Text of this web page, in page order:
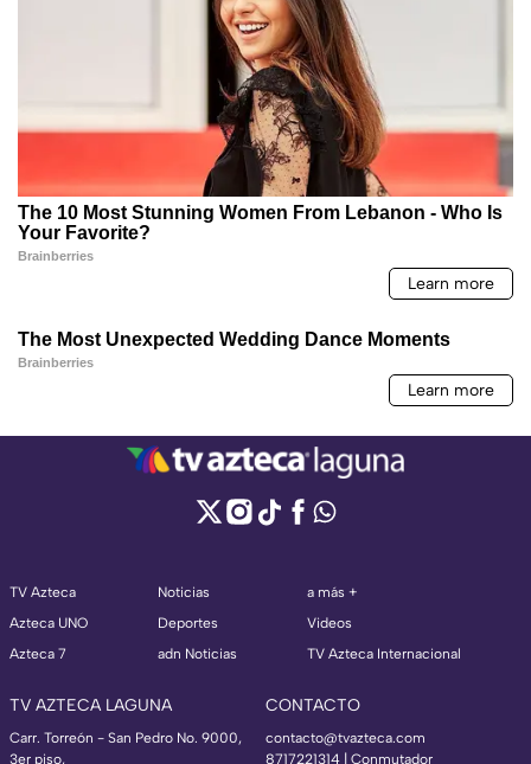
TV Azteca
Azteca UNO
Azteca 7
Noticias
Deportes
adn Noticias
a más +
Videos
TV Azteca Internacional
TV AZTECA LAGUNA
Carr. Torreón - San Pedro No. 9000,
3er piso,
CONTACTO
contacto@tvazteca.com
8717221314 | Conmutador